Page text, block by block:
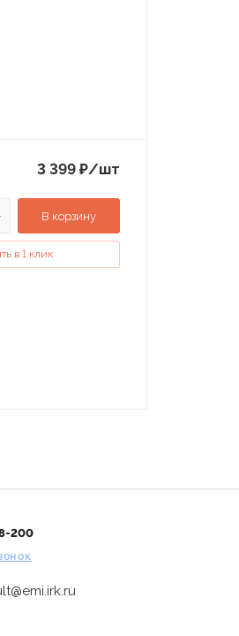
3 399₽/шт
В корзину
в 1 клик
200